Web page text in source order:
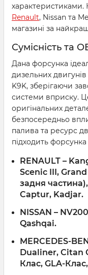
характеристиками.
Renault, Nissan та
магазині за
Сумісність та
Дана форсунка
дизельних
K9K, зберігаючи
системи вприску.
оригінальних
безпосередньо
палива та ресурс
підходить форсунка
RENAULT –
Scenic III,
задня
Captur, Kadjar.
NISSAN –
Qashqai.
MERCEDES-
Dualiner, Citan
Клас, GLA-